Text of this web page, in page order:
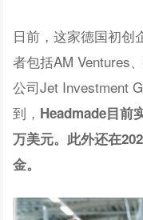
日前，这家德国初创
者包括AM Ventures
公司Jet Investment
到， Headmade目前
万美元。此外还在
金。